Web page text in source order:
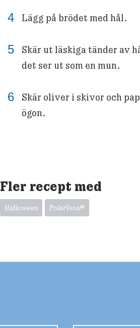
Lägg på brödet med hål.
Skär ut läskiga tänder av
det ser ut som en mun.
Skär oliver i skivor och
ögon.
Fler recept med
Halloween PolarVete®